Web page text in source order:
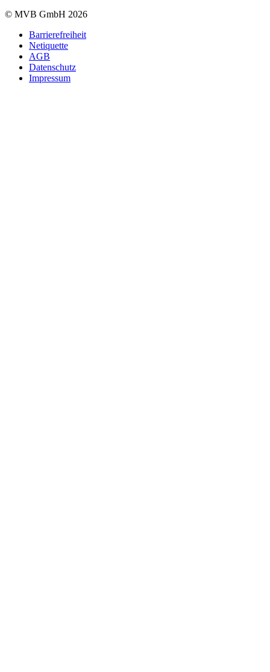
© MVB GmbH 2026
Barrierefreiheit
Netiquette
AGB
Datenschutz
Impressum